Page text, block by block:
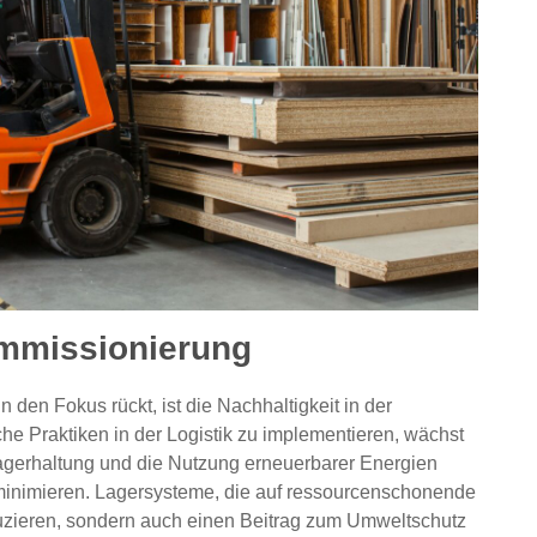
den Fokus rückt, ist die Nachhaltigkeit in der
Praktiken in der Logistik zu implementieren, wächst
und die Nutzung erneuerbarer Energien
Lagersysteme, die auf ressourcenschonende
sondern auch einen Beitrag zum Umweltschutz